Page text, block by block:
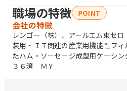
職場の特徴 POINT
会社の特徴
レンゴー（株）、アールエム東セ
装用・ＩＴ関連の産業用機能性フ
たハム・ソーセージ成型用ケ
３６済 ＭＹ